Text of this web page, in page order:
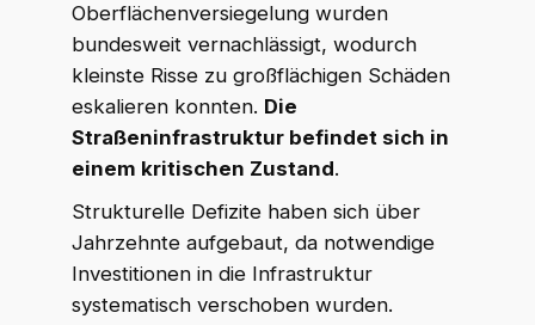
Oberflächenversiegelung wurden
bundesweit vernachlässigt, wodurch
kleinste Risse zu großflächigen Schäden
eskalieren konnten. Die
Straßeninfrastruktur befindet sich in
einem kritischen Zustand.
Strukturelle Defizite haben sich über
Jahrzehnte aufgebaut, da notwendige
Investitionen in die Infrastruktur
systematisch verschoben wurden.